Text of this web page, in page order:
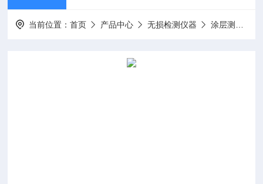
当前位置：首页 产品中心 无损检测仪器 涂层测厚仪